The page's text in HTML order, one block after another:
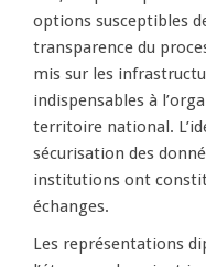
options susceptibles
transparence du
mis sur les
indispensables à
territoire national.
sécurisation des
institutions ont
échanges.
Les représentations